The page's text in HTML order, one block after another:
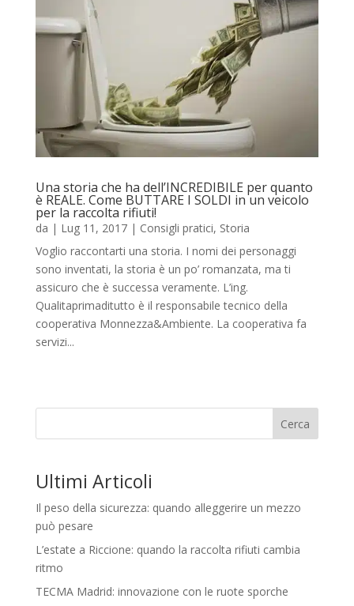
Una storia che ha dell’INCREDIBILE per quanto
è REALE. Come BUTTARE I SOLDI in un veicolo
per la raccolta rifiuti!
da | Lug 11, 2017| Consigli pratici, Storia
Voglio raccontarti una storia. I nomi dei personaggi
sono inventati, la storia è un po’ romanzata, ma ti
assicuro che è successa veramente. L’ing.
Qualitaprimaditutto è il responsabile tecnico della
cooperativa Monnezza&Ambiente. La cooperativa fa
servizi...
Cerca
Ultimi Articoli
Il peso della sicurezza: quando alleggerire un mezzo
può pesare
L’estate a Riccione: quando la raccolta rifiuti cambia
ritmo
TECMA Madrid: innovazione con le ruote sporche